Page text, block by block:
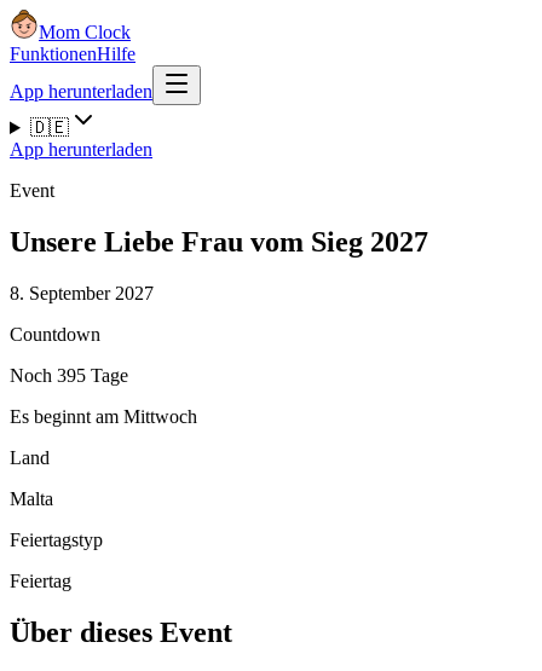
Mom Clock
FunktionenHilfe
App herunterladen
🇩🇪
App herunterladen
Event
Unsere Liebe Frau vom Sieg 2027
8. September 2027
Countdown
Noch 395 Tage
Es beginnt am Mittwoch
Land
Malta
Feiertagstyp
Feiertag
Über dieses Event